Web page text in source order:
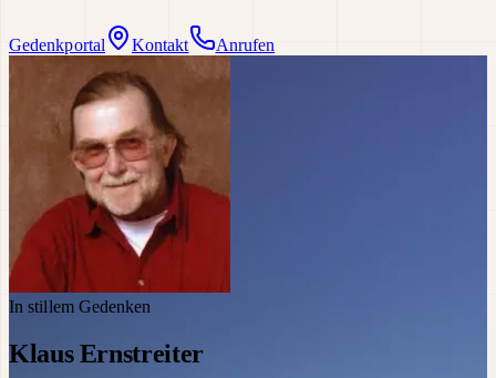
Gedenkportal Kontakt Anrufen
In stillem Gedenken
Klaus Ernstreiter